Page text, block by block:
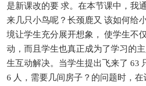
是新课改的要 求。在本节课中，我
来几只小鸟呢？长颈鹿又 该如何给
境让学生充分展开想象， 使学生不
动，而且学生也真正成为了学习的
生互动解决。当学生提出飞来了 63
6 人，需要几间房子？的问题时，在